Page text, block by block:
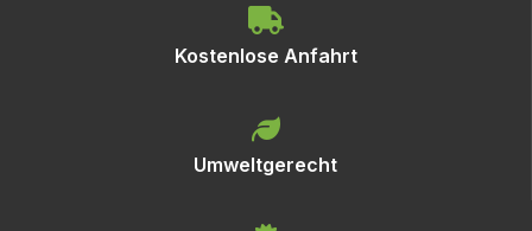
Kostenlose Anfahrt
Umweltgerecht